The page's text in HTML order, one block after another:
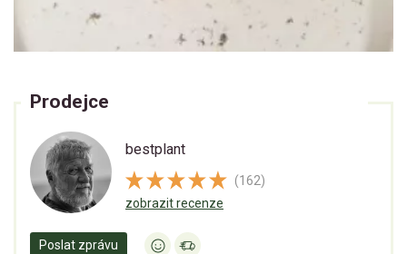
Prodejce
bestplant
(162)
zobrazit recenze
Poslat zprávu